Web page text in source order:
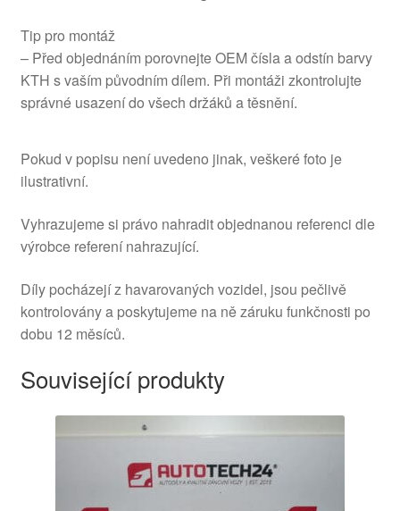
Tip pro montáž
– Před objednáním porovnejte OEM čísla a odstín barvy
KTH s vaším původním dílem. Při montáži zkontrolujte
správné usazení do všech držáků a těsnění.
Pokud v popisu není uvedeno jinak, veškeré foto je
ilustrativní.
Vyhrazujeme si právo nahradit objednanou referenci dle
výrobce referení nahrazující.
Díly pocházejí z havarovaných vozidel, jsou pečlivě
kontrolovány a poskytujeme na ně záruku funkčnosti po
dobu 12 měsíců.
Související produkty